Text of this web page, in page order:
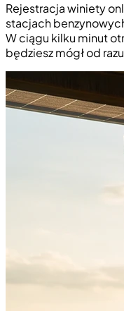
Rejestracja winiety
stacjach
W ciągu kilku minut
będziesz mógł od